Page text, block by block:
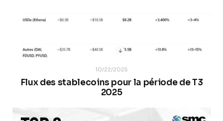
10/22/2025
Flux des stablecoins pour la période de T3
2025